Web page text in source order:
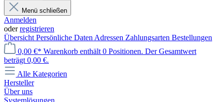
Menü schließen
Anmelden
oderregistrieren
Übersicht Persönliche Daten Adressen Zahlungsarten Bestellungen
0,00 €* Warenkorb enthält 0 Positionen. Der Gesamtwert
beträgt 0,00 €.
Alle Kategorien
Hersteller
Über uns
Systemlösungen